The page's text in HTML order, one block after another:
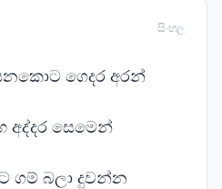
සිංහල
ගෙදර අරන්
අද්දර සෙමෙන්
ගම් බලා දුවන්න